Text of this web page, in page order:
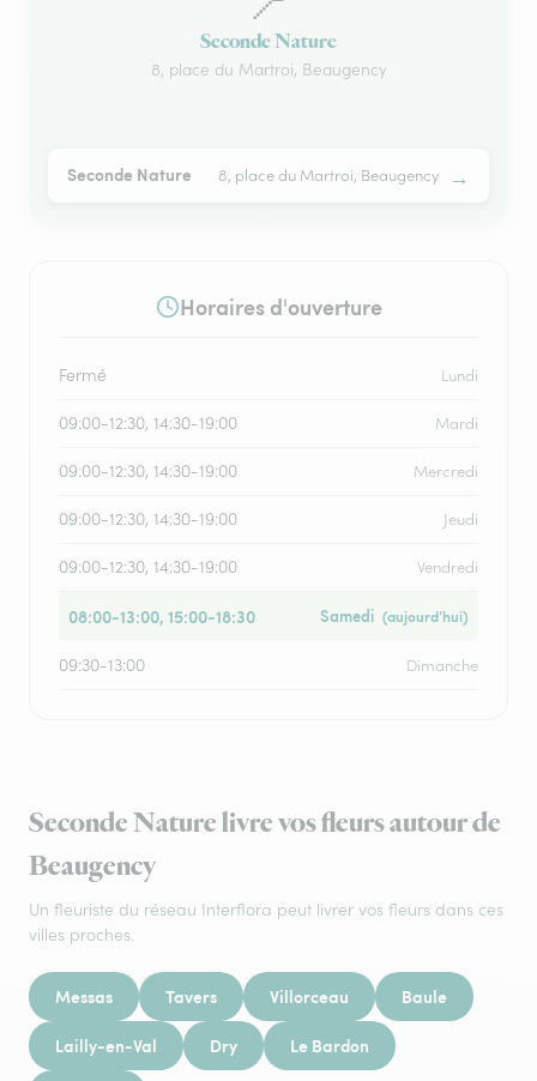
Seconde Nature
8, place du Martroi, Beaugency
Seconde Nature 8, place du Martroi, Beaugency →
Horaires d'ouverture
Fermé Lundi
09:00-12:30, 14:30-19:00 Mardi
09:00-12:30, 14:30-19:00 Mercredi
09:00-12:30, 14:30-19:00 Jeudi
09:00-12:30, 14:30-19:00 Vendredi
08:00-13:00, 15:00-18:30 Samedi (aujourd’hui)
09:30-13:00 Dimanche
Seconde Nature livre vos fleurs autour de
Beaugency
Un fleuriste du réseau Interflora peut livrer vos fleurs dans ces
villes proches.
Messas Tavers Villorceau Baule
Lailly-en-Val Dry Le Bardon